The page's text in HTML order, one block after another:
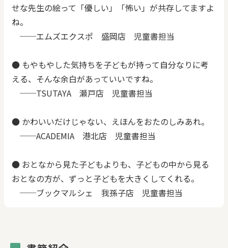
せな先生の絵って「優しい」「怖い」が共存してますよ
ね。
──エムズエクスポ 盛岡店 児童書担当
● もやもやした気持ちを子どもが持って自分なりに考
える、そんな余白があっていいですね。
──TSUTAYA 瀬戸店 児童書担当
● かわいいだけじゃない、えほんをおたのしみあれ。
──ACADEMIA 港北店 児童書担当
● おとなから見た子どもよりも、子どもの中から見る
おとなの方が、ずっと子どもを大きくしてくれる。
──ブックマルシェ 我孫子店 児童書担当